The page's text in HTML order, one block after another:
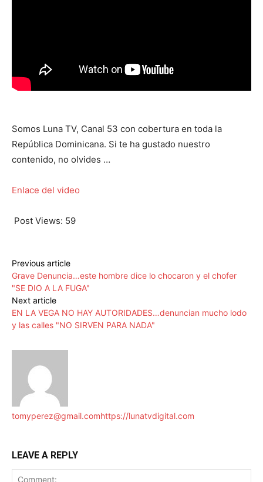
Somos Luna TV, Canal 53 con cobertura en toda la
República Dominicana. Si te ha gustado nuestro
contenido, no olvides …
Enlace del video
Post Views: 59
Previous article
Grave Denuncia…este hombre dice lo chocaron y el chofer
"SE DIO A LA FUGA"
Next article
EN LA VEGA NO HAY AUTORIDADES…denuncian mucho lodo
y las calles "NO SIRVEN PARA NADA"
tomyperez@gmail.comhttps://lunatvdigital.com
LEAVE A REPLY